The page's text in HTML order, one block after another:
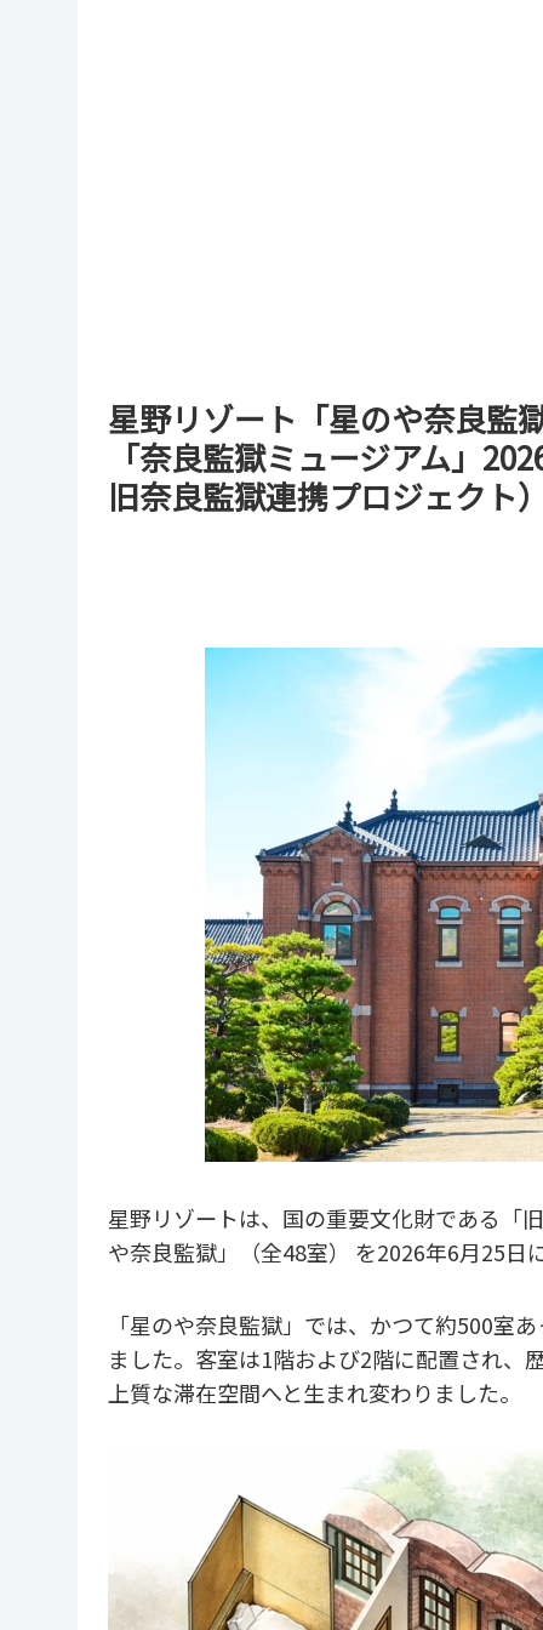
星野リゾート「星のや奈良監
「奈良監獄ミュージアム」
旧奈良監獄連携プロジェクト
星野リゾートは、国の重要文化財である「
や奈良監獄」（全48室） を2026年6月25日
「星のや奈良監獄」では、かつて約500室
ました。客室は1階および2階に配置され、
上質な滞在空間へと生まれ変わりました。